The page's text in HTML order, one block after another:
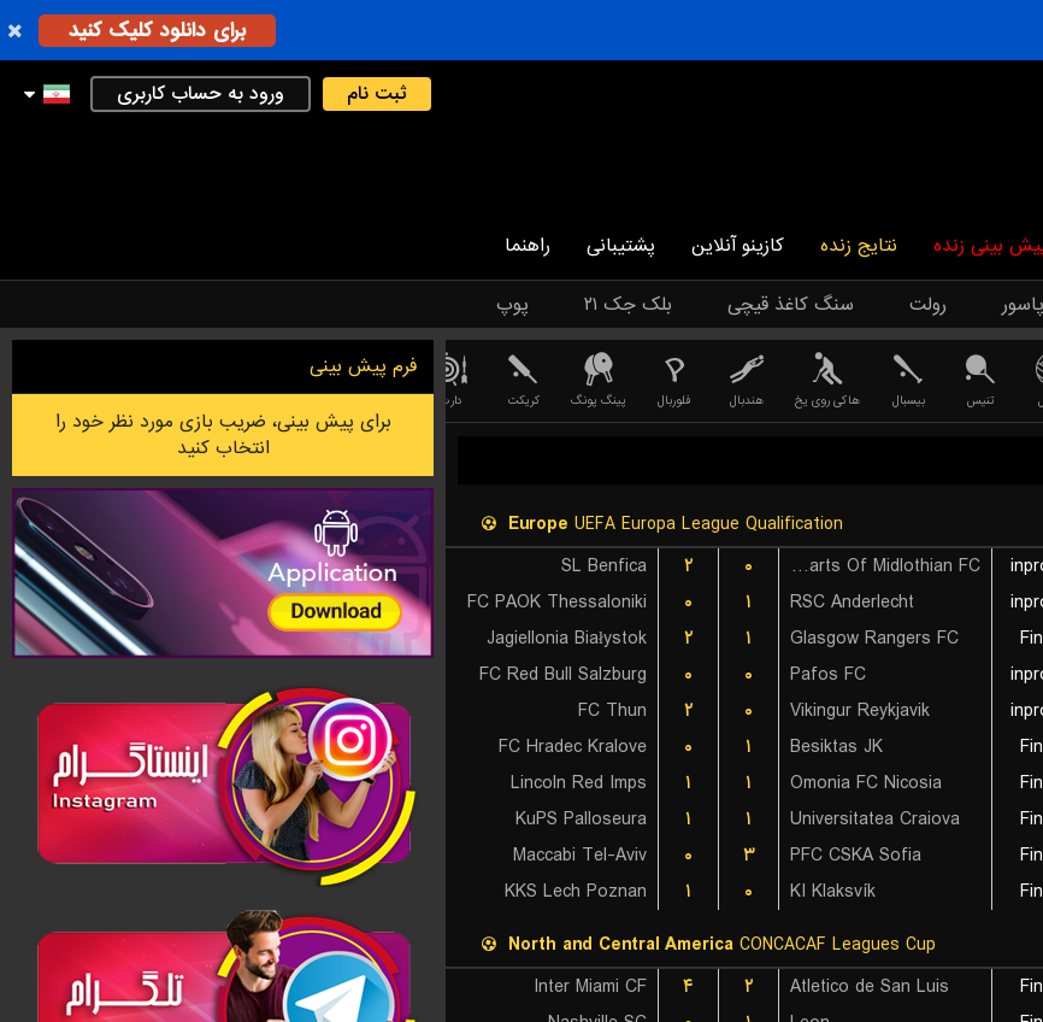
برای دانلود کلیک کنید
ثبت نام ورود به حساب کاربری
بینی زنده نتایج زنده کازینو آنلاین پشتیبانی راهنما
پاسور رولت سنگ کاغذ قیچی بلک جک ۲۱ پوپ
تنیس بیسبال هاکی روی یخ هندبال فلوربال پینگ پونگ کریکت دارت
Europe UEFA Europa League Qualification
SL Benfica
۲ ۰ Hearts Of Midlothian FC
FC PAOK Thessaloniki
۰ ۱ RSC Anderlecht
Jagiellonia Białystok
۲ ۱ Glasgow Rangers FC
FC Red Bull Salzburg
۰ ۰ Pafos FC
FC Thun
۲ ۰ Vikingur Reykjavik
FC Hradec Kralove
۰ ۱ Besiktas JK
Lincoln Red Imps
۱ ۱ Omonia FC Nicosia
KuPS Palloseura
۱ ۱ Universitatea Craiova
Maccabi Tel-Aviv
۰ ۳ PFC CSKA Sofia
KKS Lech Poznan
۱ ۰ KI Klaksvík
North and Central America CONCACAF Leagues Cup
Inter Miami CF
۴ ۲ Atletico de San Luis
فرم پیش بینی
برای پیش بینی، ضریب بازی مورد نظر خود را
انتخاب کنید